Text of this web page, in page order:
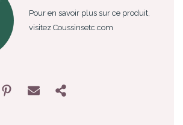
Pour en savoir plus sur ce produit,
visitez Coussinsetc.com